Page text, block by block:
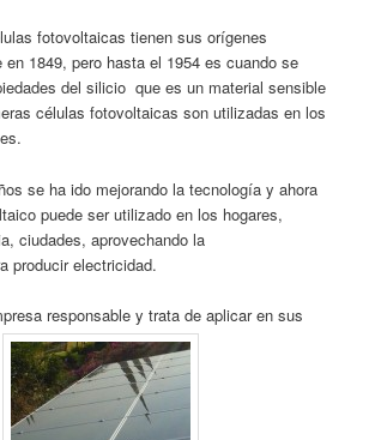
fotovoltaicas tienen sus orígenes
en 1849, pero hasta el 1954 es cuando se
del silicio que es un material sensible
células fotovoltaicas son utilizadas en los
se ha ido mejorando la tecnología y ahora
puede ser utilizado en los hogares,
ciudades, aprovechando la
producir electricidad.
responsable y trata de aplicar en sus